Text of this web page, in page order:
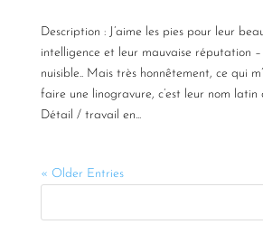
Description : J’aime les pies pour leur
intelligence et leur mauvaise réputation –
nuisible.. Mais très honnêtement, ce qui
faire une linogravure, c’est leur nom latin
Détail / travail en...
« Older Entries